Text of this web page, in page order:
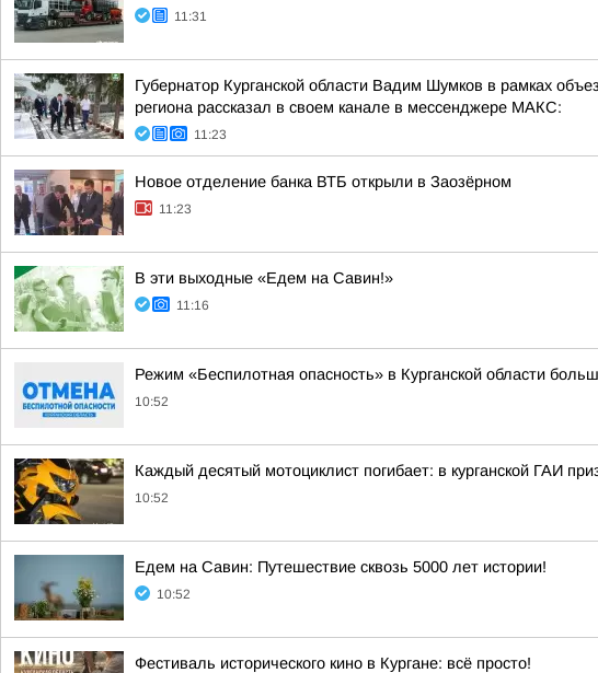
11:31
Губернатор Курганской области Вадим Шумков в рамках
региона рассказал в своем канале в мессенджере МАКС:
11:23
Новое отделение банка ВТБ открыли в Заозёрном
11:23
В эти выходные «Едем на Савин!»
11:16
Режим «Беспилотная опасность» в Курганской области
10:52
Каждый десятый мотоциклист погибает: в курганской ГАИ
10:52
Едем на Савин: Путешествие сквозь 5000 лет истории!
10:52
Фестиваль исторического кино в Кургане: всё просто!